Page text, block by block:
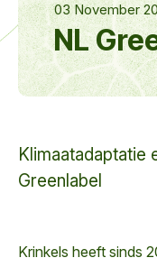
03 November
NL
Klimaatadaptatie
Greenlabel
Krinkels heeft sinds